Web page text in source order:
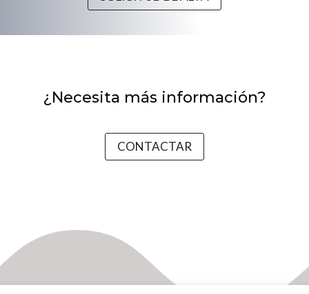
¿Necesita más información?
CONTACTAR